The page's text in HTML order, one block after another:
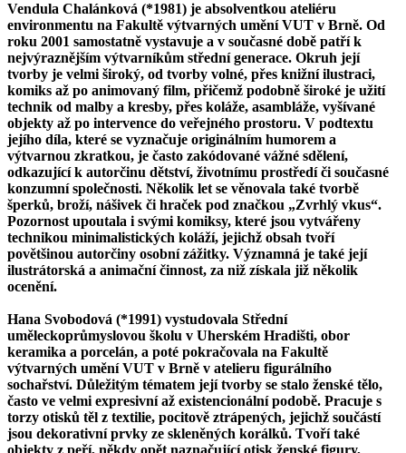
Vendula Chalánková (*1981) je absolventkou ateliéru
environmentu na Fakultě výtvarných umění VUT v Brně. Od
roku 2001 samostatně vystavuje a v současné době patří k
nejvýraznějším výtvarníkům střední generace. Okruh její
tvorby je velmi široký, od tvorby volné, přes knižní ilustraci,
komiks až po animovaný film, přičemž podobně široké je užití
technik od malby a kresby, přes koláže, asambláže, vyšívané
objekty až po intervence do veřejného prostoru. V podtextu
jejího díla, které se vyznačuje originálním humorem a
výtvarnou zkratkou, je často zakódované vážné sdělení,
odkazující k autorčinu dětství, životnímu prostředí či současné
konzumní společnosti. Několik let se věnovala také tvorbě
šperků, broží, nášivek či hraček pod značkou „Zvrhlý vkus“.
Pozornost upoutala i svými komiksy, které jsou vytvářeny
technikou minimalistických koláží, jejichž obsah tvoří
povětšinou autorčiny osobní zážitky. Významná je také její
ilustrátorská a animační činnost, za niž získala již několik
ocenění.
Hana Svobodová (*1991) vystudovala Střední
uměleckoprůmyslovou školu v Uherském Hradišti, obor
keramika a porcelán, a poté pokračovala na Fakultě
výtvarných umění VUT v Brně v atelieru figurálního
sochařství. Důležitým tématem její tvorby se stalo ženské tělo,
často ve velmi expresivní až existencionální podobě. Pracuje s
torzy otisků těl z textilie, pocitově ztrápených, jejichž součástí
jsou dekorativní prvky ze skleněných korálků. Tvoří také